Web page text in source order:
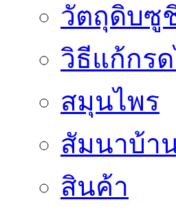
วัตถุดิบซู
วิธีแก้กร
สมุนไพร
สัมนาบ้า
สินค้า